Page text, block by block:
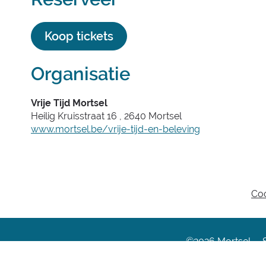
Koop tickets
Organisatie
Vrije Tijd Mortsel
Heilig Kruisstraat 16 , 2640 Mortsel
Website
www.mortsel.be/vrije-tijd-en-beleving
©2026Mortsel